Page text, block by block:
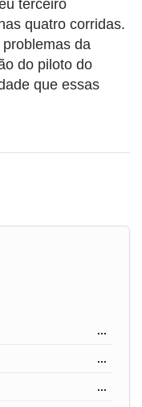
terceiro
quatro corridas.
da
do piloto do
que essas
...
...
...